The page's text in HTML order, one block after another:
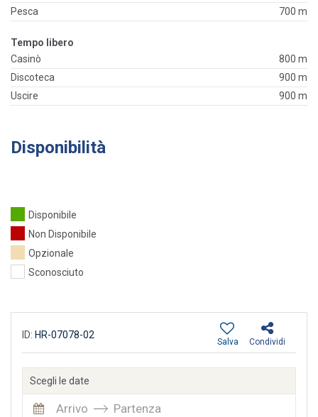
Pesca
700 m
Tempo libero
Casinò
800 m
Discoteca
900 m
Uscire
900 m
Disponibilità
Disponibile
Non Disponibile
Opzionale
Sconosciuto
ID: HR-07078-02
Condividi
Salva
Scegli le date
Arrivo Partenza